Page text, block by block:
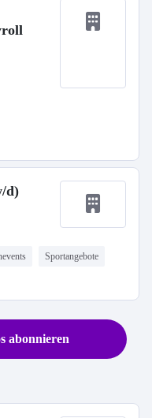
d)
Sportangebote
abonnieren